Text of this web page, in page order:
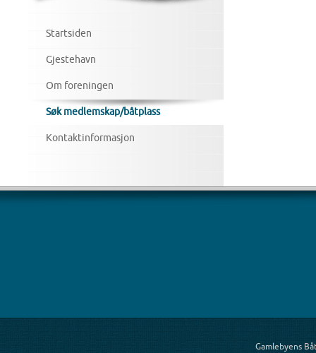
Startsiden
Gjestehavn
Om foreningen
Søk medlemskap/båtplass
Kontaktinformasjon
Gamlebyens